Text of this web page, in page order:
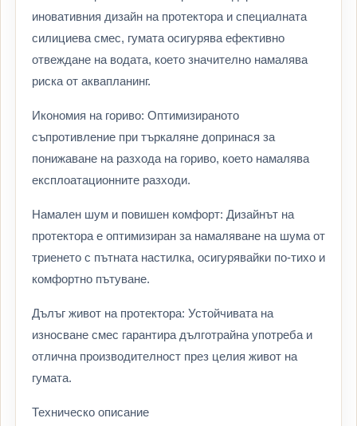
иновативния дизайн на протектора и специалната
силициева смес, гумата осигурява ефективно
отвеждане на водата, което значително намалява
риска от аквапланинг.
Икономия на гориво: Оптимизираното
съпротивление при търкаляне допринася за
понижаване на разхода на гориво, което намалява
експлоатационните разходи.
Намален шум и повишен комфорт: Дизайнът на
протектора е оптимизиран за намаляване на шума от
триенето с пътната настилка, осигурявайки по-тихо и
комфортно пътуване.
Дълъг живот на протектора: Устойчивата на
износване смес гарантира дълготрайна употреба и
отлична производителност през целия живот на
гумата.
Техническо описание